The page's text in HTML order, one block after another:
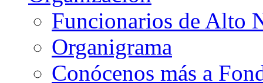
Funcionarios de Alto
Organigrama
Conócenos más a